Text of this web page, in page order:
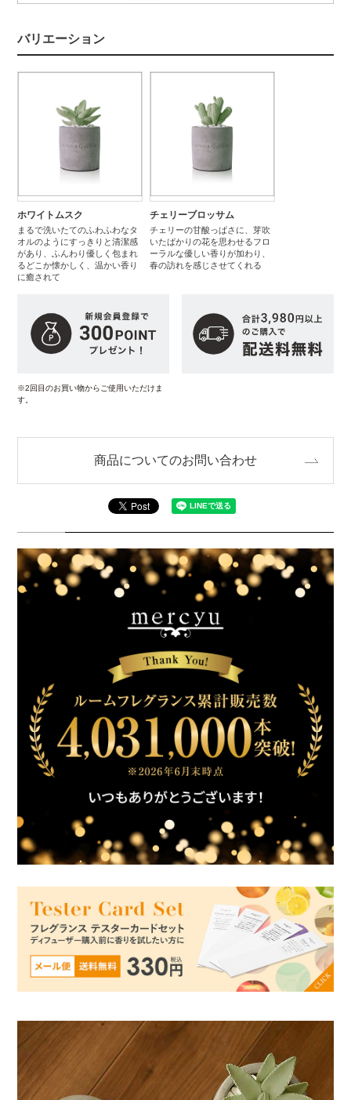
バリエーション
ホワイトムスク
まるで洗いたてのふわふわなタ
オルのようにすっきりと清潔感
があり、ふんわり優しく包まれ
る どこか懐かしく、温かい香り
に癒されて
チェリーブロッサム
チェリーの甘酸っぱさに、芽吹
いたばかりの花を思わせるフロ
ーラルな優しい香りが加わり、
春の訪れを感じさせてくれる
※2回目のお買い物からご使用いただけま
す。
商品についてのお問い合わせ